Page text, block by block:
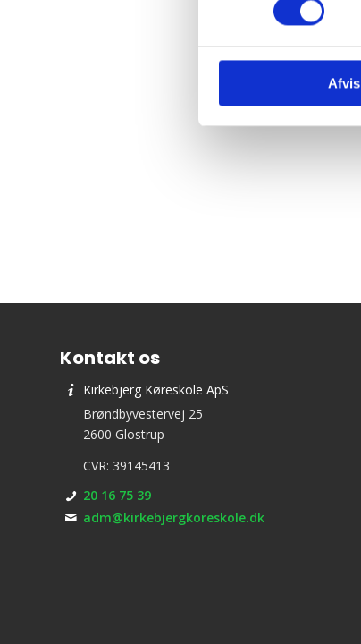
Afvis
Kontakt os
Kirkebjerg Køreskole ApS
Brøndbyvestervej 25
2600 Glostrup
CVR: 39145413
20 16 75 39
adm@kirkebjergkoreskole.dk